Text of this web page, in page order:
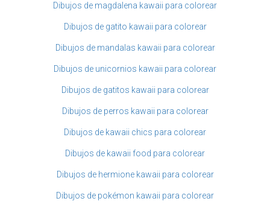
Dibujos de magdalena kawaii para colorear
Dibujos de gatito kawaii para colorear
Dibujos de mandalas kawaii para colorear
Dibujos de unicornios kawaii para colorear
Dibujos de gatitos kawaii para colorear
Dibujos de perros kawaii para colorear
Dibujos de kawaii chics para colorear
Dibujos de kawaii food para colorear
Dibujos de hermione kawaii para colorear
Dibujos de pokémon kawaii para colorear